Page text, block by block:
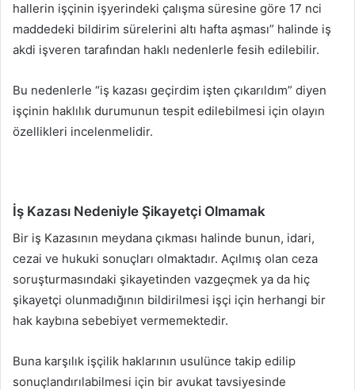
hallerin işçinin işyerindeki çalışma süresine göre 17 nci
maddedeki bildirim sürelerini altı hafta aşması” halinde iş
akdi işveren tarafından haklı nedenlerle fesih edilebilir.
Bu nedenlerle “iş kazası geçirdim işten çıkarıldım” diyen
işçinin haklılık durumunun tespit edilebilmesi için olayın
özellikleri incelenmelidir.
İş Kazası Nedeniyle Şikayetçi Olmamak
Bir iş Kazasının meydana çıkması halinde bunun, idari,
cezai ve hukuki sonuçları olmaktadır. Açılmış olan ceza
soruşturmasındaki şikayetinden vazgeçmek ya da hiç
şikayetçi olunmadığının bildirilmesi işçi için herhangi bir
hak kaybına sebebiyet vermemektedir.
Buna karşılık işçilik haklarının usulünce takip edilip
sonuçlandırılabilmesi için bir avukat tavsiyesinde